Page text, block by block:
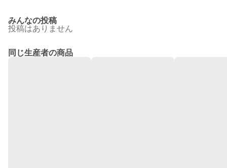
みんなの投稿
投稿はありません
同じ生産者の商品